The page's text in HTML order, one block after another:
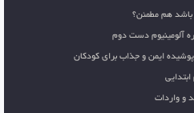
باشد هم مطمئن؟
آلومینیوم دست دوم
ایمن و جذاب برای کودکان
و واردات